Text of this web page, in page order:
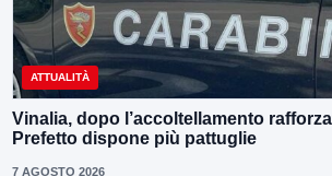
ATTUALITÀ
Vinalia, dopo l’accoltellamento
Prefetto dispone più pattuglie
7 AGOSTO 2026